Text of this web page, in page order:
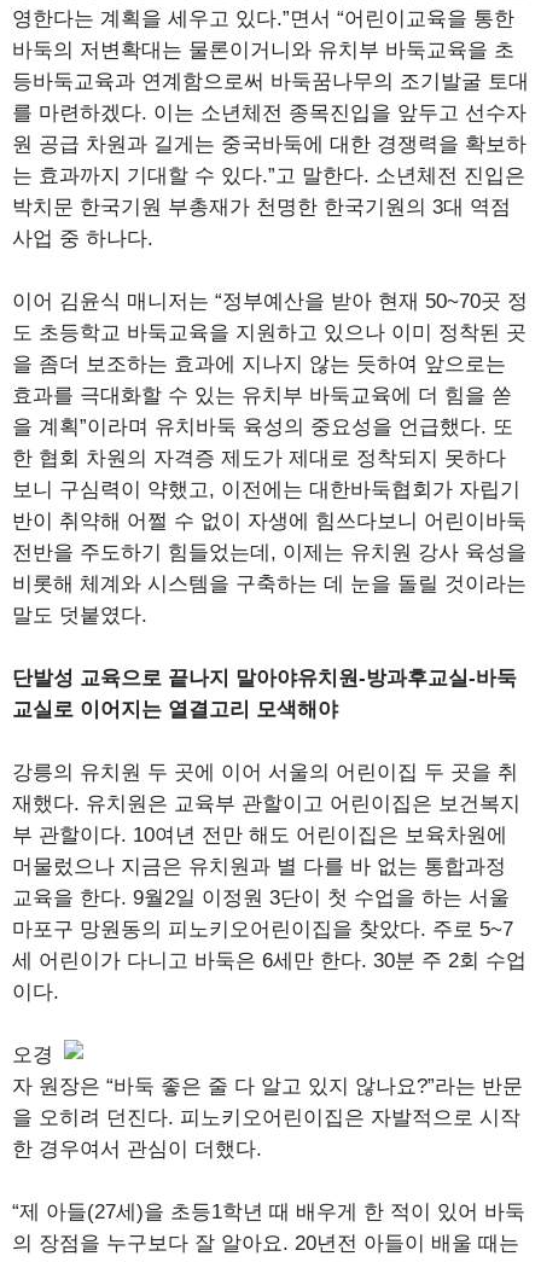
영한다는 계획을 세우고 있다.”면서 “어린이교육을 통한
바둑의 저변확대는 물론이거니와 유치부 바둑교육을 초
등바둑교육과 연계함으로써 바둑꿈나무의 조기발굴 토대
를 마련하겠다. 이는 소년체전 종목진입을 앞두고 선수자
원 공급 차원과 길게는 중국바둑에 대한 경쟁력을 확보하
는 효과까지 기대할 수 있다.”고 말한다. 소년체전 진입은
박치문 한국기원 부총재가 천명한 한국기원의 3대 역점
사업 중 하나다.
이어 김윤식 매니저는 “정부예산을 받아 현재 50~70곳 정
도 초등학교 바둑교육을 지원하고 있으나 이미 정착된 곳
을 좀더 보조하는 효과에 지나지 않는 듯하여 앞으로는
효과를 극대화할 수 있는 유치부 바둑교육에 더 힘을 쏟
을 계획”이라며 유치바둑 육성의 중요성을 언급했다. 또
한 협회 차원의 자격증 제도가 제대로 정착되지 못하다
보니 구심력이 약했고, 이전에는 대한바둑협회가 자립기
반이 취약해 어쩔 수 없이 자생에 힘쓰다보니 어린이바둑
전반을 주도하기 힘들었는데, 이제는 유치원 강사 육성을
비롯해 체계와 시스템을 구축하는 데 눈을 돌릴 것이라는
말도 덧붙였다.
단발성 교육으로 끝나지 말아야유치원-방과후교실-바둑
교실로 이어지는 열결고리 모색해야
강릉의 유치원 두 곳에 이어 서울의 어린이집 두 곳을 취
재했다. 유치원은 교육부 관할이고 어린이집은 보건복지
부 관할이다. 10여년 전만 해도 어린이집은 보육차원에
머물렀으나 지금은 유치원과 별 다를 바 없는 통합과정
교육을 한다. 9월2일 이정원 3단이 첫 수업을 하는 서울
마포구 망원동의 피노키오어린이집을 찾았다. 주로 5~7
세 어린이가 다니고 바둑은 6세만 한다. 30분 주 2회 수업
이다.
오경
자 원장은 “바둑 좋은 줄 다 알고 있지 않나요?”라는 반문
을 오히려 던진다. 피노키오어린이집은 자발적으로 시작
한 경우여서 관심이 더했다.
“제 아들(27세)을 초등1학년 때 배우게 한 적이 있어 바둑
의 장점을 누구보다 잘 알아요. 20년전 아들이 배울 때는